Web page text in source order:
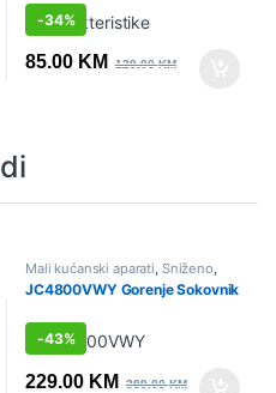
-34%
85.00 KM 129.00KM
Mali kućanski aparati Sniženo
Sokovnici i citrusete
JC4800VWY Gorenje Sokovnik
-43%
229.00 KM 399.00KM